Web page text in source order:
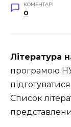
КОМЕНТАРІ
0
Література
програмою
Список